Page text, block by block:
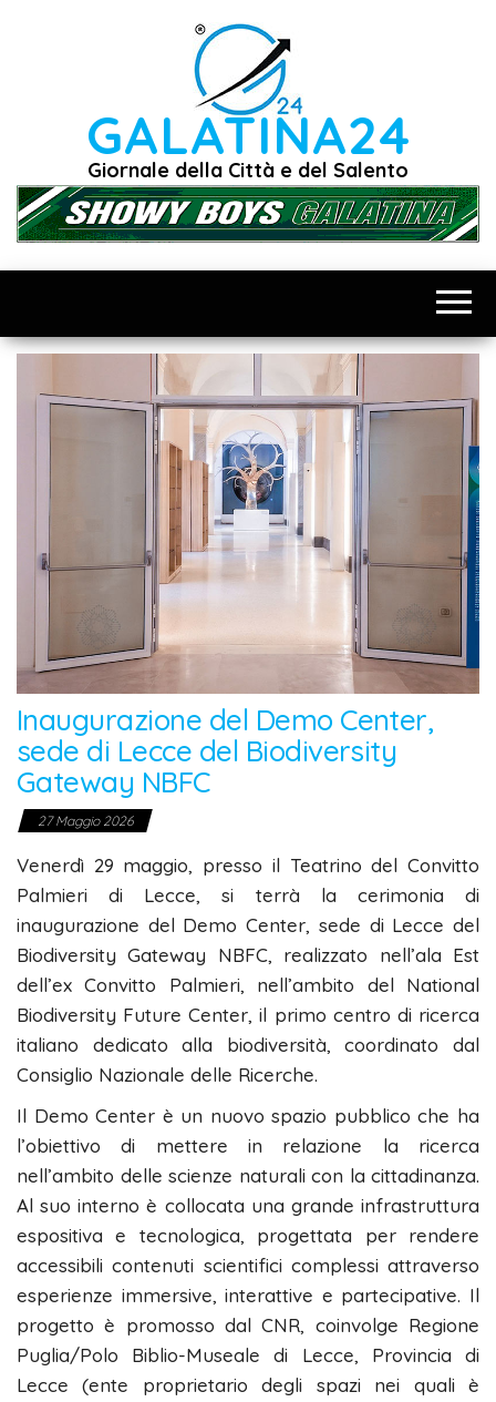
GALATINA24
Giornale della Città e del Salento
Inaugurazione del Demo Center,
sede di Lecce del Biodiversity
Gateway NBFC
27 Maggio 2026
Venerdì 29 maggio, presso il Teatrino del Convitto
Palmieri di Lecce, si terrà la cerimonia di
inaugurazione del Demo Center, sede di Lecce del
Biodiversity Gateway NBFC, realizzato nell’ala Est
dell’ex Convitto Palmieri, nell’ambito del National
Biodiversity Future Center, il primo centro di ricerca
italiano dedicato alla biodiversità, coordinato dal
Consiglio Nazionale delle Ricerche.
Il Demo Center è un nuovo spazio pubblico che ha
l’obiettivo di mettere in relazione la ricerca
nell’ambito delle scienze naturali con la cittadinanza.
Al suo interno è collocata una grande infrastruttura
espositiva e tecnologica, progettata per rendere
accessibili contenuti scientifici complessi attraverso
esperienze immersive, interattive e partecipative. Il
progetto è promosso dal CNR, coinvolge Regione
Puglia/Polo Biblio-Museale di Lecce, Provincia di
Lecce (ente proprietario degli spazi nei quali è